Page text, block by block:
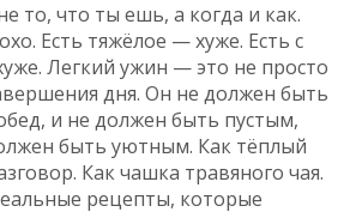
то, что ты ешь, а когда и как.
Есть тяжёлое — хуже. Есть с
Легкий ужин — это не просто
дня. Он не должен быть
и не должен быть пустым,
быть уютным. Как тёплый
Как чашка травяного чая.
рецепты, которые